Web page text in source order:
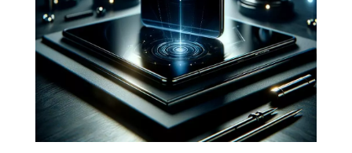
La technologie actuelle est capable
de répondre à de nombreux besoins.
Encore faut-il la maîtriser. Nous vous
apportons toutes nos compétences
pour en faire un allier.